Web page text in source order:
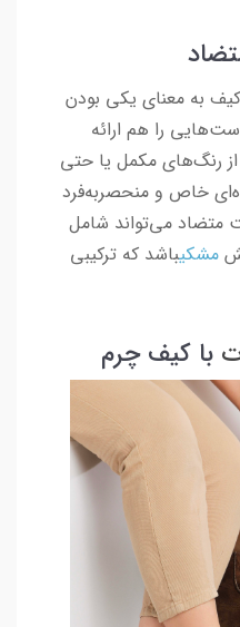
به معنای یکی بودن
را هم ارائه
رنگ‌های مکمل یا حتی
خاص و منحصربه‌فرد
متضاد می‌تواند شامل
مشکیباشد که ترکیبی
با کیف چرم